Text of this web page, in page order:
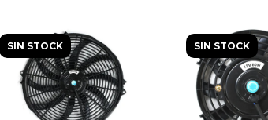
SIN STOCK SIN STOCK